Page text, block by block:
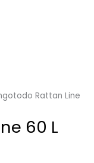
Rattan Line
60 L